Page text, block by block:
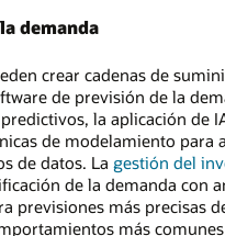
demanda
crear cadenas de
de previsión de la
la aplicación de
de modelamiento para
de datos. La gestión del
de la demanda con
previsiones más precisas
más